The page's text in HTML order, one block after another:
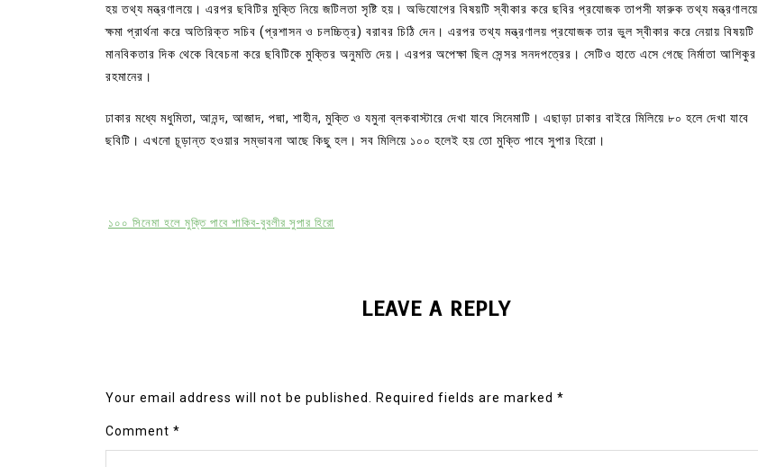
হয় তথ্য মন্ত্রণালয়ে। এরপর ছবিটির মুক্তি নিয়ে জটিলতা সৃষ্টি হয়। অভিযোগের বিষয়টি স্বীকার করে ছবির প্রযোজক তাপসী ফারুক তথ্য মন্ত্রণালয়ে
ক্ষমা প্রার্থনা করে অতিরিক্ত সচিব (প্রশাসন ও চলচ্চিত্র) বরাবর চিঠি দেন। এরপর তথ্য মন্ত্রণালয় প্রযোজক তার ভুল স্বীকার করে নেয়ায় বিষয়টি
মানবিকতার দিক থেকে বিবেচনা করে ছবিটিকে মুক্তির অনুমতি দেয়। এরপর অপেক্ষা ছিল সেন্সর সনদপত্রের। সেটিও হাতে এসে গেছে নির্মাতা আশিকুর
রহমানের।
ঢাকার মধ্যে মধুমিতা, আনন্দ, আজাদ, পদ্মা, শাহীন, মুক্তি ও যমুনা ব্লকবাস্টারে দেখা যাবে সিনেমাটি। এছাড়া ঢাকার বাইরে মিলিয়ে ৮০ হলে দেখা যাবে
ছবিটি। এখনো চূড়ান্ত হওয়ার সম্ভাবনা আছে কিছু হল। সব মিলিয়ে ১০০ হলেই হয় তো মুক্তি পাবে সুপার হিরো।
১০০ সিনেমা হলে মুক্তি পাবে শাকিব-বুবলীর সুপার হিরো
LEAVE A REPLY
Your email address will not be published. Required fields are marked *
Comment *